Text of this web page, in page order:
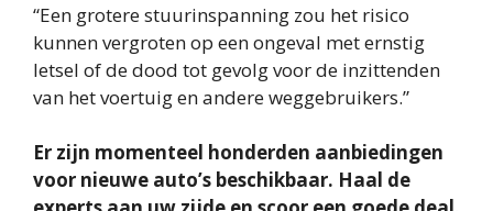
“Een grotere stuurinspanning zou het risico
kunnen vergroten op een ongeval met ernstig
letsel of de dood tot gevolg voor de inzittenden
van het voertuig en andere weggebruikers.”
Er zijn momenteel honderden aanbiedingen
voor nieuwe auto’s beschikbaar. Haal de